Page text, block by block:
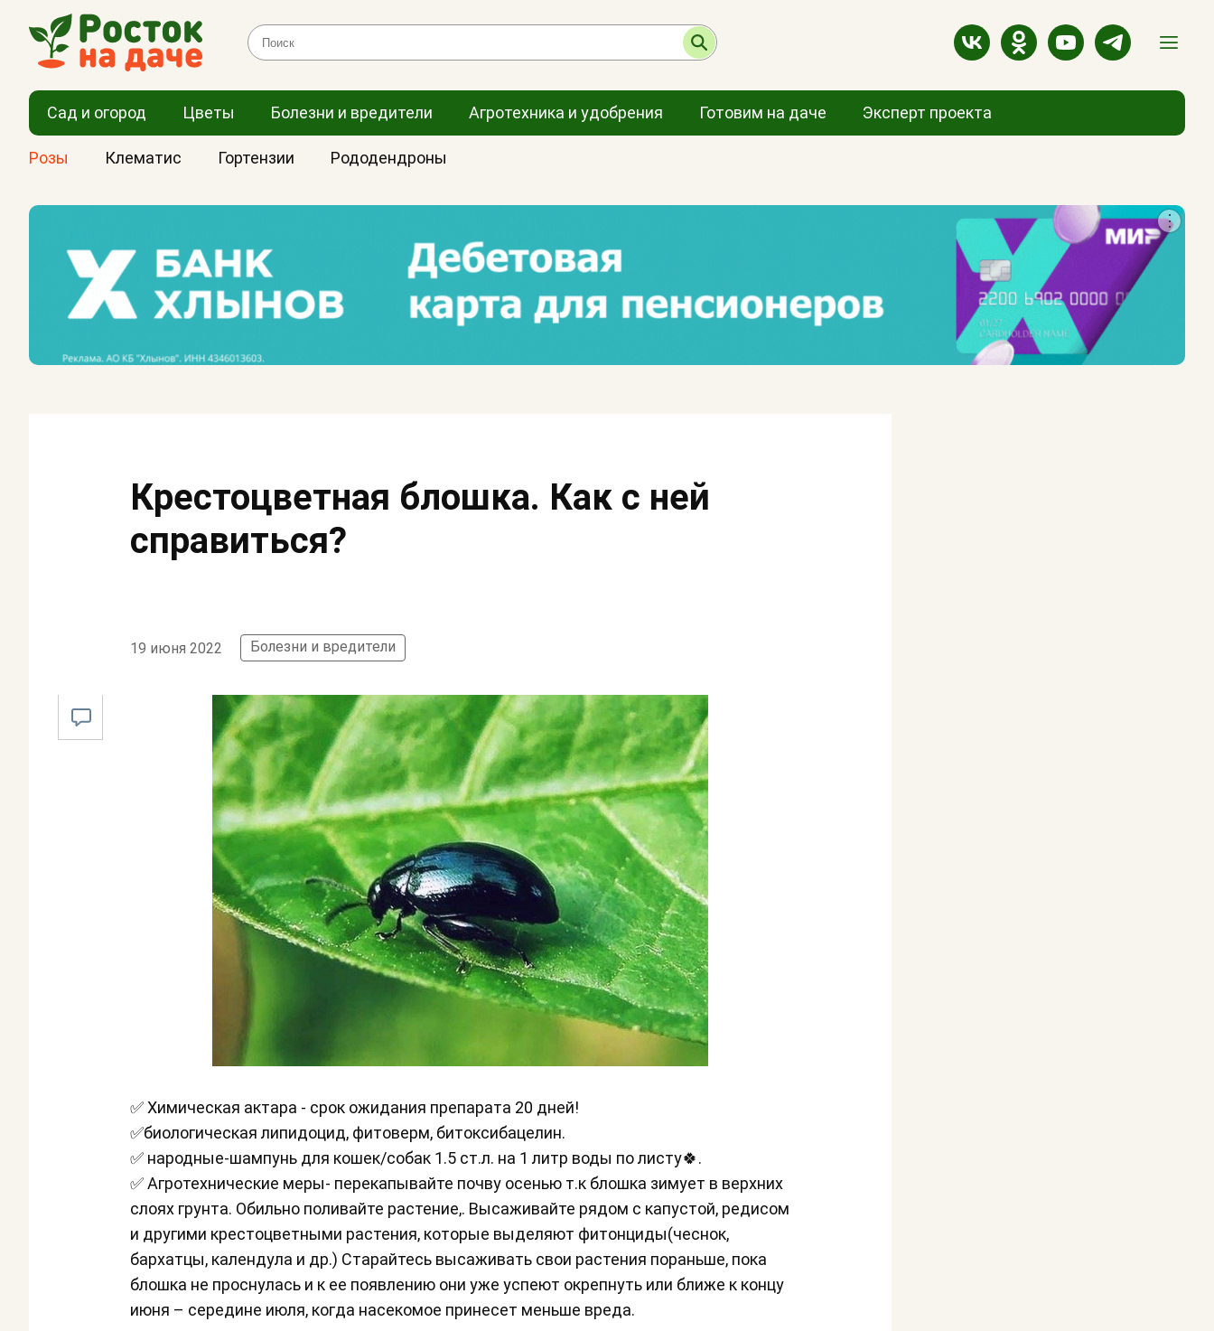
Сад и огород Цветы Болезни и вредители Агротехника и удобрения Готовим на даче Эксперт проекта
Розы Клематис Гортензии Рододендроны
Крестоцветная блошка. Как с ней
справиться?
19 июня 2022 Болезни и вредители
✅ Химическая актара - срок ожидания препарата 20 дней!
✅биологическая липидоцид, фитоверм, битоксибацелин.
✅ народные-шампунь для кошек/собак 1.5 ст.л. на 1 литр воды по листу🍀.
✅ Агротехнические меры- перекапывайте почву осенью т.к блошка зимует в верхних
слоях грунта. Обильно поливайте растение,. Высаживайте рядом с капустой, редисом
и другими крестоцветными растения, которые выделяют фитонциды(чеснок,
бархатцы, календула и др.) Старайтесь высаживать свои растения пораньше, пока
блошка не проснулась и к ее появлению они уже успеют окрепнуть или ближе к концу
июня – середине июля, когда насекомое принесет меньше вреда.